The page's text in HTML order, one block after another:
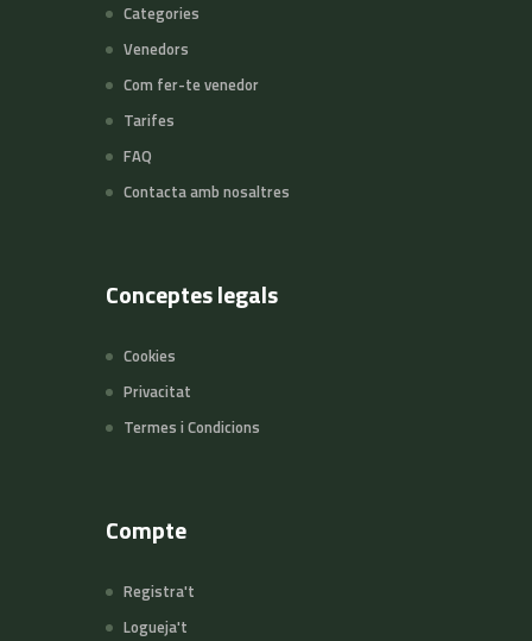
Categories
Venedors
Com fer-te venedor
Tarifes
FAQ
Contacta amb nosaltres
Conceptes legals
Cookies
Privacitat
Termes i Condicions
Compte
Registra't
Logueja't